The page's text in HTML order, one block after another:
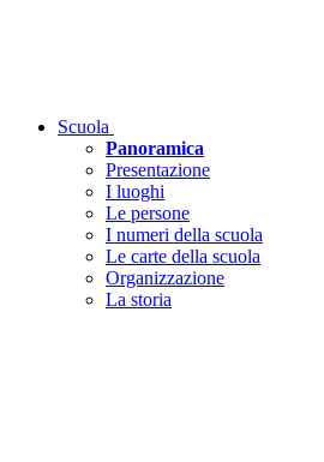
Scuola
Panoramica
Presentazione
I luoghi
Le persone
I numeri della scuola
Le carte della scuola
Organizzazione
La storia